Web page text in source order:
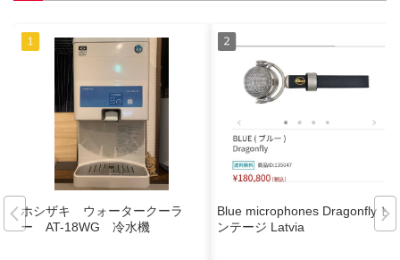
ホシザキ ウォータークーラ
ー AT-18WG 冷水機
Blue microphones Dragonfly ビ
ンテージ Latvia